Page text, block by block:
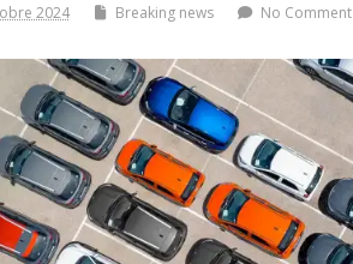
2024 Breaking news No Comment